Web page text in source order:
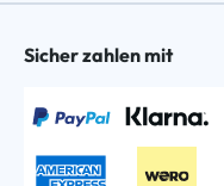
Sicher zahlen mit